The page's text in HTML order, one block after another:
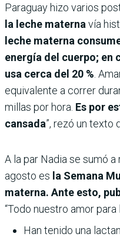
Paraguay hizo varios
la leche materna vía
leche materna
energía del cuerpo; en
usa cerca del 20 % .
equivalente a correr
millas por hora. Es por
cansada”, rezó un texto
A la par Nadia se sumó
agosto es la Semana
materna. Ante esto,
“Todo nuestro amor para
Han tenido una